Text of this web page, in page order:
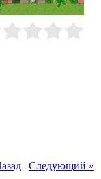
Следующий »